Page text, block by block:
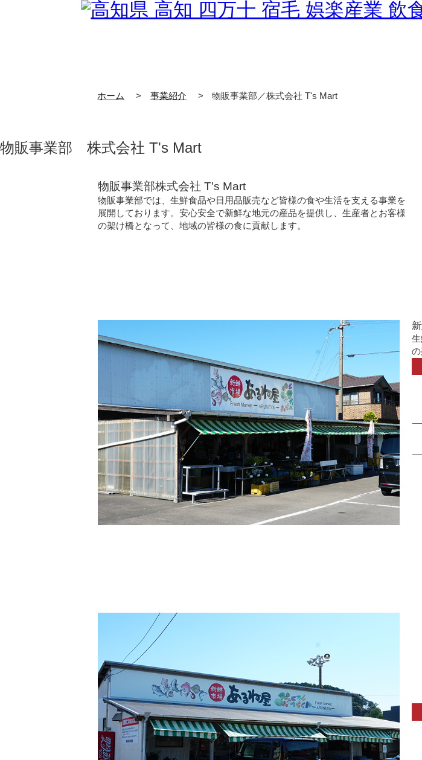
ホーム 事業紹介 物販事業部／株式会社 T's Mart
物販事業部 株式会社 T's Mart
物販事業部株式会社 T's Mart
物販事業部では、生鮮食品や日用品販売など皆様の食や生活を支える事業を
展開しております。安心安全で新鮮な地元の産品を提供し、生産者とお客様
の架け橋となって、地域の皆様の食に貢献します。